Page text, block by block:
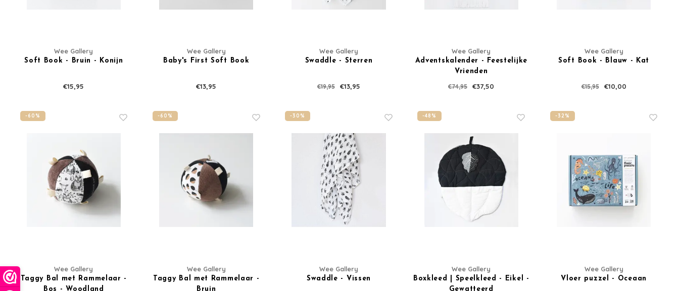
Meld je aan voor onze
nieuwsbrief en krijg
10% korting op je
70 euro.
Ontvang de laatste updates, nieuws en aanbiedingen via email
Wee Gallery
Soft Book - Bruin - Konijn
€15,95
Wee Gallery
Baby's First Soft Book
€13,95
Wee Gallery
Swaddle - Sterren
€19,95 €13,95
Wee Gallery
Adventskalender - Feestelijke
Vrienden
€74,95
€37,50
Wee Gallery
Soft Book - Blauw - Kat
€15,95 €10,00
-60%
Wee Gallery
Taggy Bal met Rammelaar -
Bos - Woodland
-60%
Wee Gallery
Taggy Bal met Rammelaar -
Bruin
-30%
Wee Gallery
Swaddle - Vissen
-48%
Wee Gallery
Boxkleed | Speelkleed - Eikel -
Gewatteerd
-32%
Wee Gallery
Vloer puzzel - Oceaan